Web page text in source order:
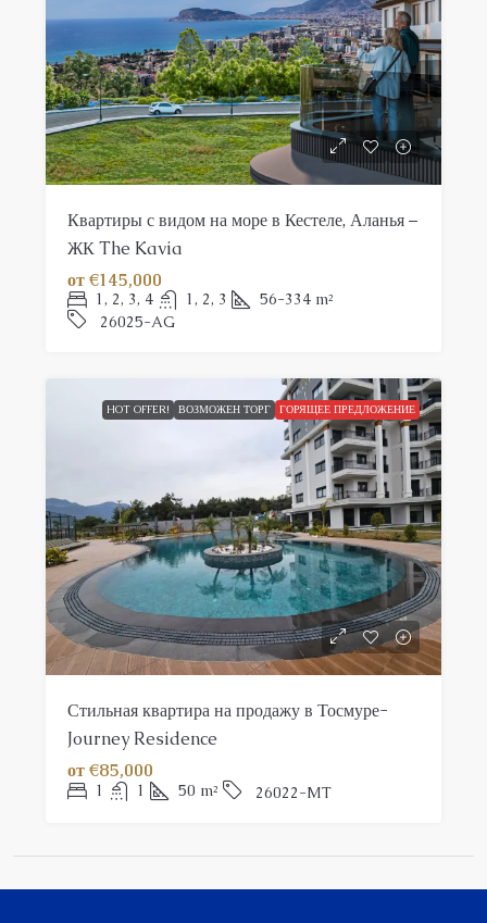
Квартиры с видом на море в Кестеле, Аланья –
ЖК The Kavia
от€145,000
1, 2, 3, 4 1, 2, 3 56-334 m²
26025-AG
HOT OFFER! ВОЗМОЖЕН ТОРГ ГОРЯЩЕЕ ПРЕДЛОЖЕНИЕ
Стильная квартира на продажу в Тосмуре-
Journey Residence
от€85,000
1 1 50 m² 26022-MT